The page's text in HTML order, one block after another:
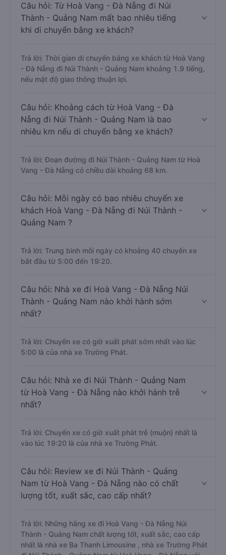
Câu hỏi: Từ Hoà Vang - Đà Nẵng đi Núi
Thành - Quảng Nam mất bao nhiêu tiếng
khi di chuyển bằng xe khách?
Trả lời: Thời gian di chuyển bằng xe khách từ Hoà Vang
- Đà Nẵng đi Núi Thành - Quảng Nam khoảng 1.9 tiếng,
nếu mật độ giao thông thuận lợi.
Câu hỏi: Khoảng cách từ Hoà Vang - Đà
Nẵng đi Núi Thành - Quảng Nam là bao
nhiêu km nếu di chuyển bằng xe khách?
Trả lời: Đoạn đường đi Núi Thành - Quảng Nam từ Hoà
Vang - Đà Nẵng có chiều dài khoảng 68 km.
Câu hỏi: Mỗi ngày có bao nhiêu chuyến xe
khách Hoà Vang - Đà Nẵng đi Núi Thành -
Quảng Nam ?
Trả lời: Trung bình mỗi ngày có khoảng 40 chuyến xe
bắt đầu từ 5:00 đến 19:20.
Câu hỏi: Nhà xe đi Hoà Vang - Đà Nẵng Núi
Thành - Quảng Nam nào khởi hành sớm
nhất?
Trả lời: Chuyến xe có giờ xuất phát sớm nhất vào lúc
5:00 là của nhà xe Trường Phát.
Câu hỏi: Nhà xe đi Núi Thành - Quảng Nam
từ Hoà Vang - Đà Nẵng nào khởi hành trễ
nhất?
Trả lời: Chuyến xe có giờ xuất phát trễ (muộn) nhất là
vào lúc 19:20 là của nhà xe Trường Phát.
Câu hỏi: Review xe đi Núi Thành - Quảng
Nam từ Hoà Vang - Đà Nẵng nào có chất
lượng tốt, xuất sắc, cao cấp nhất?
Trả lời: Những hãng xe đi Hoà Vang - Đà Nẵng Núi
Thành - Quảng Nam chất lượng tốt, xuất sắc, cao cấp
nhất là nhà xe Ba Thanh Limousine , nhà xe Trường Phát